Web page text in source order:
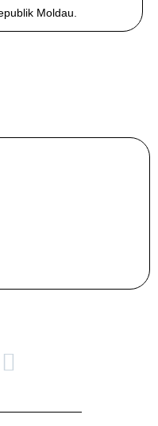
Moldau.
